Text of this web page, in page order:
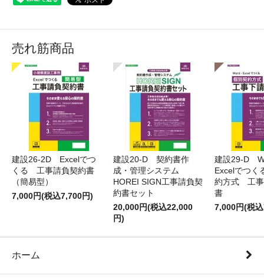
売れ筋商品
建設26-2D Excelでつ
くる 工事請負契約書
（簡易型）
7,000円(税込7,700円)
建設20-D 契約書作
成・管理システム
HOREI SIGN工事請負契
約書セット
20,000円(税込22,000
円)
建設29-D
Excelでつ
約方式 工事
書
7,000円(税
ホーム